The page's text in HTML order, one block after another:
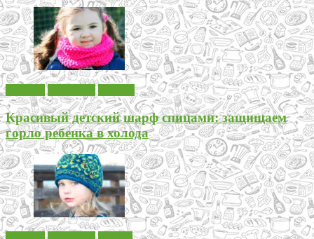
Красивый детский шарф спицами: защищаем
горло ребенка в холода